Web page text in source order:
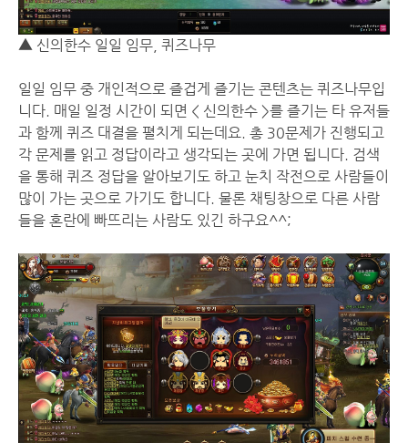
▲ 신의한수 일일 임무, 퀴즈나무
일일 임무 중 개인적으로 즐겁게 즐기는 콘텐츠는 퀴즈나무입
니다. 매일 일정 시간이 되면 < 신의한수 >를 즐기는 타 유저들
과 함께 퀴즈 대결을 펼치게 되는데요. 총 30문제가 진행되고
각 문제를 읽고 정답이라고 생각되는 곳에 가면 됩니다. 검색
을 통해 퀴즈 정답을 알아보기도 하고 눈치 작전으로 사람들이
많이 가는 곳으로 가기도 합니다. 물론 채팅창으로 다른 사람
들을 혼란에 빠뜨리는 사람도 있긴 하구요^^;